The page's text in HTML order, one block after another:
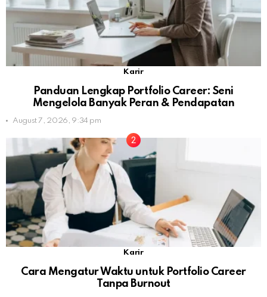
Karir
Panduan Lengkap Portfolio Career: Seni
Mengelola Banyak Peran & Pendapatan
August 7, 2026, 9:34 pm
Karir
Cara Mengatur Waktu untuk Portfolio Career
Tanpa Burnout